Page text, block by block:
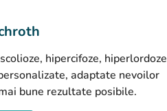
hipercifoze, hiperlordoze
adaptate nevoilor
bune rezultate posibile.